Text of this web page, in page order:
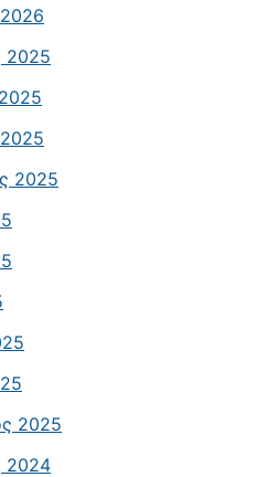
2026
2025
2025
2025
2024